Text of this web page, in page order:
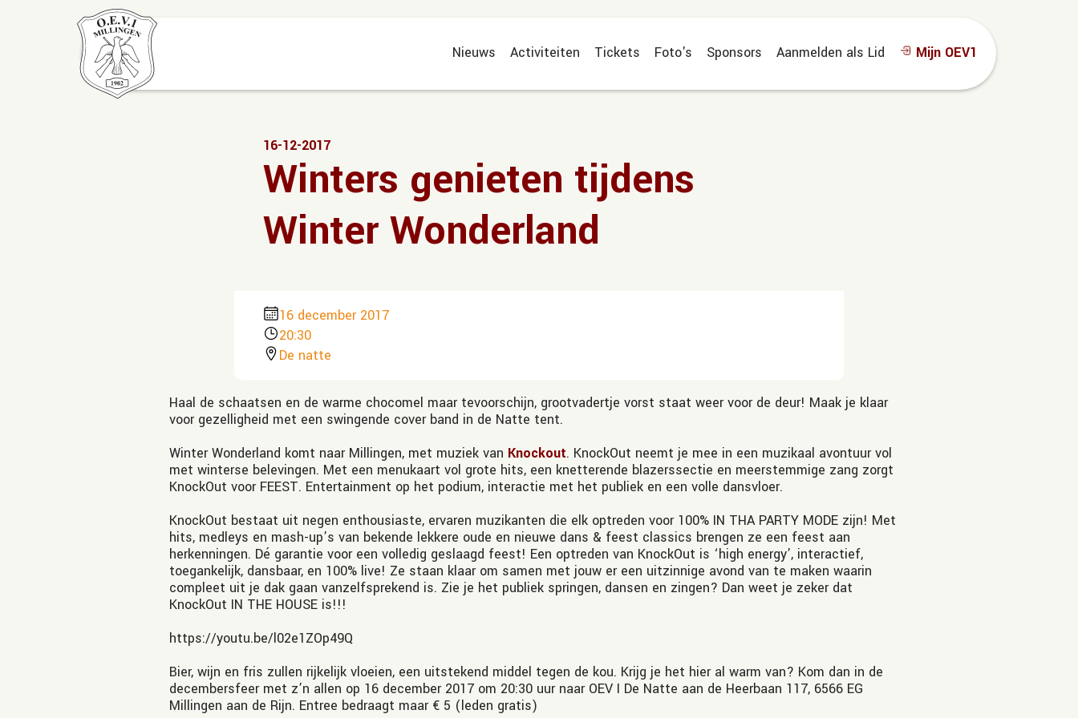
Nieuws Activiteiten Tickets Foto's Sponsors Aanmelden als Lid Mijn OEV1
16-12-2017
Winters genieten tijdens
Winter Wonderland
16 december 2017
20:30
De natte
Haal de schaatsen en de warme chocomel maar tevoorschijn, grootvadertje vorst staat weer voor de deur! Maak je klaar
voor gezelligheid met een swingende cover band in de Natte tent.
Winter Wonderland komt naar Millingen, met muziek van Knockout. KnockOut neemt je mee in een muzikaal avontuur vol
met winterse belevingen. Met een menukaart vol grote hits, een knetterende blazerssectie en meerstemmige zang zorgt
KnockOut voor FEEST. Entertainment op het podium, interactie met het publiek en een volle dansvloer.
KnockOut bestaat uit negen enthousiaste, ervaren muzikanten die elk optreden voor 100% IN THA PARTY MODE zijn! Met
hits, medleys en mash-up’s van bekende lekkere oude en nieuwe dans & feest classics brengen ze een feest aan
herkenningen. Dé garantie voor een volledig geslaagd feest! Een optreden van KnockOut is ‘high energy’, interactief,
toegankelijk, dansbaar, en 100% live! Ze staan klaar om samen met jouw er een uitzinnige avond van te maken waarin
compleet uit je dak gaan vanzelfsprekend is. Zie je het publiek springen, dansen en zingen? Dan weet je zeker dat
KnockOut IN THE HOUSE is!!!
https://youtu.be/l02e1ZOp49Q
Bier, wijn en fris zullen rijkelijk vloeien, een uitstekend middel tegen de kou. Krijg je het hier al warm van? Kom dan in de
decembersfeer met z’n allen op 16 december 2017 om 20:30 uur naar OEV I De Natte aan de Heerbaan 117, 6566 EG
Millingen aan de Rijn. Entree bedraagt maar € 5 (leden gratis)